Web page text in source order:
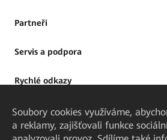
Partneři
Servis a podpora
Rychlé odkazy
Soubory cookies využíváme,
a reklamy, zajišťovali funkce